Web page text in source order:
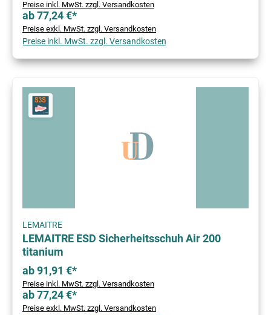
Preise inkl. MwSt. zzgl. Versandkosten
ab 77,24 €*
Preise exkl. MwSt. zzgl. Versandkosten
Preise inkl. MwSt. zzgl. Versandkosten
LEMAITRE
LEMAITRE ESD Sicherheitsschuh Air 200
titanium
ab 91,91 €*
Preise inkl. MwSt. zzgl. Versandkosten
ab 77,24 €*
Preise exkl. MwSt. zzgl. Versandkosten